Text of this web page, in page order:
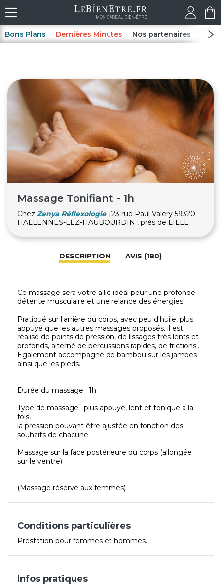
Bons Plans Dernières Minutes Nos partenaires Spas
Massage Tonifiant - 1h
Chez Zenya Réflexologie , 23 rue Paul Valery 59320
HALLENNES-LEZ-HAUBOURDIN , près de LILLE
DESCRIPTION AVIS (180)
Ce massage sera votre allié idéal pour une profonde
détente musculaire et une relance des énergies.
Pratiqué sur l'arrière du corps, avec peu d'huile, plus
appuyé que les autres massages proposés, il est
réalisé de points de pression, de lissages très lents et
profonds, alterné de percussions rapides, de frictions...
Egalement accompagné de bambou sur les jambes
ainsi que les pieds.
Durée du massage : 1h
Type de massage : plus appuyé, lent et tonique à la
fois,
la pression pouvant être ajustée en fonction des
souhaits de chacune.
Massage sur la face postérieure du corps (allongée
sur le ventre).
(Massage réservé aux femmes)
Conditions particulières
Prestation pour femmes et hommes.
Infos pratiques